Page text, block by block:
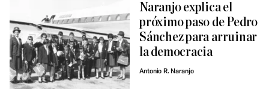
Naranjo explica el
próximo paso de Pedro
Sánchez para arruinar
la democracia
Antonio R. Naranjo